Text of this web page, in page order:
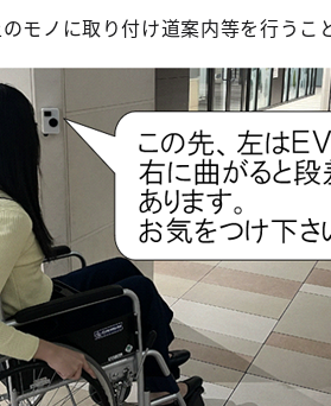
モノに取り付け道案内等を行うこ